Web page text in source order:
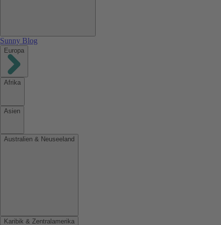
Sunny Blog
Europa
Afrika
Asien
Australien & Neuseeland
Karibik & Zentralamerika